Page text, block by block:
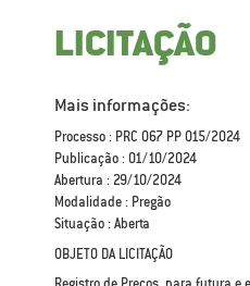
LICITAÇÃO
Mais informações:
Processo : PRC 067 PP 015/2024
Publicação : 01/10/2024
Abertura : 29/10/2024
Modalidade : Pregão
Situação : Aberta
OBJETO DA LICITAÇÃO